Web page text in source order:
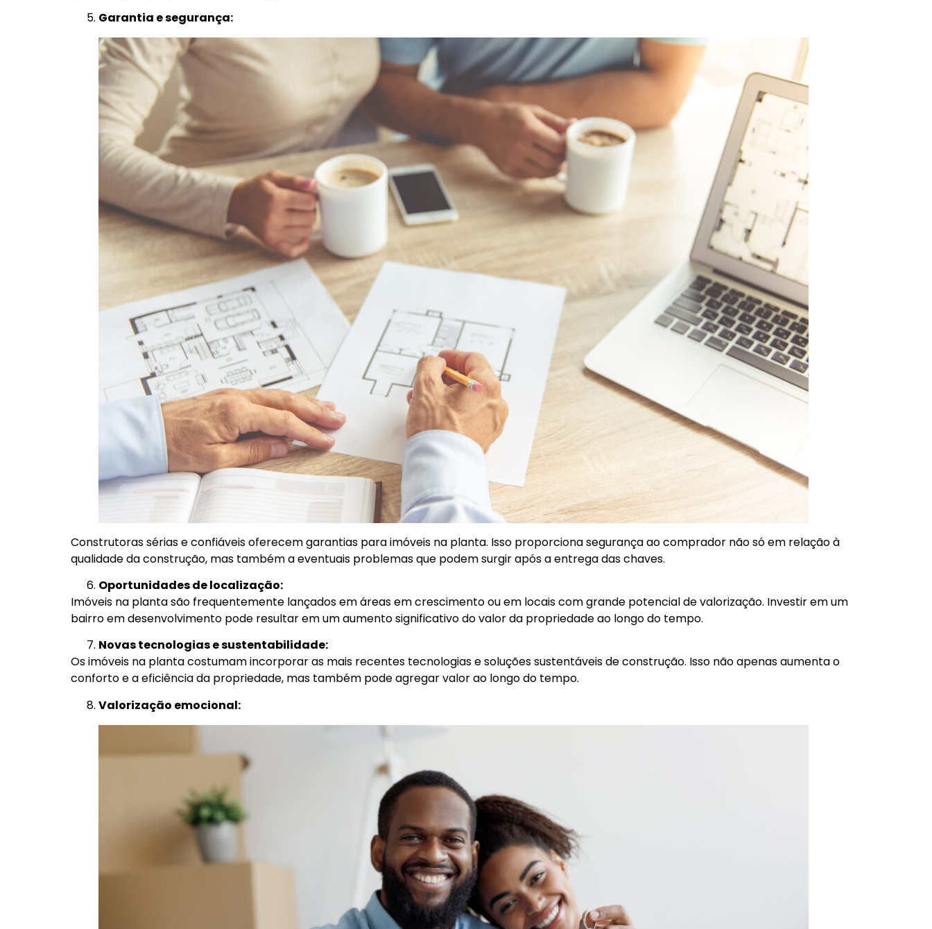
Garantia e segurança:
Construtoras sérias e confiáveis oferecem garantias para imóveis na planta. Isso proporciona segurança ao comprador não só em relação à
qualidade da construção, mas também a eventuais problemas que podem surgir após a entrega das chaves.
Oportunidades de localização:
Imóveis na planta são frequentemente lançados em áreas em crescimento ou em locais com grande potencial de valorização. Investir em um
bairro em desenvolvimento pode resultar em um aumento significativo do valor da propriedade ao longo do tempo.
Novas tecnologias e sustentabilidade:
Os imóveis na planta costumam incorporar as mais recentes tecnologias e soluções sustentáveis de construção. Isso não apenas aumenta o
conforto e a eficiência da propriedade, mas também pode agregar valor ao longo do tempo.
Valorização emocional: